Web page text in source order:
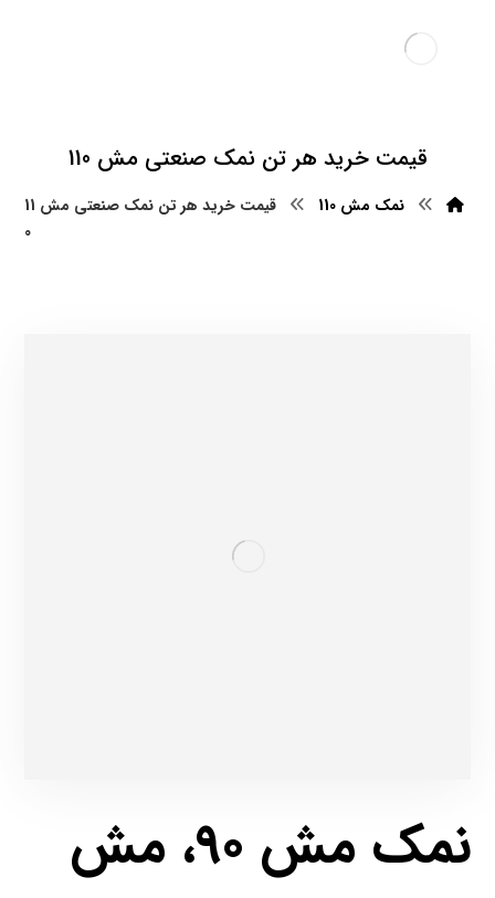
قیمت خرید هر تن نمک صنعتی مش 110
نمک مش 110
قیمت خرید هر تن نمک صنعتی مش 11
0
نمک مش 90، مش